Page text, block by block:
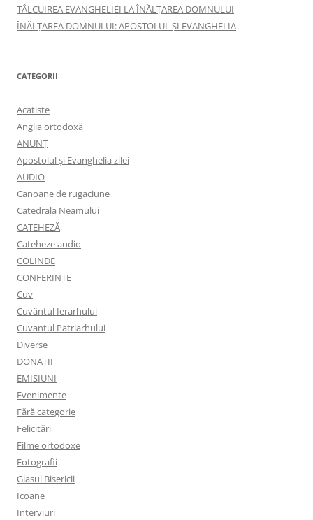
TÂLCUIREA EVANGHELIEI LA ÎNĂLŢAREA DOMNULUI
ÎNĂLŢAREA DOMNULUI: APOSTOLUL ȘI EVANGHELIA
CATEGORII
Acatiste
Anglia ortodoxă
ANUNŢ
Apostolul şi Evanghelia zilei
AUDIO
Canoane de rugaciune
Catedrala Neamului
CATEHEZĂ
Cateheze audio
COLINDE
CONFERINȚE
Cuv
Cuvântul Ierarhului
Cuvantul Patriarhului
Diverse
DONAȚII
EMISIUNI
Evenimente
Fără categorie
Felicitări
Filme ortodoxe
Fotografii
Glasul Bisericii
Icoane
Interviuri